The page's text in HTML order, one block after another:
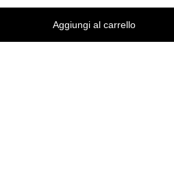
Aggiungi al carrello